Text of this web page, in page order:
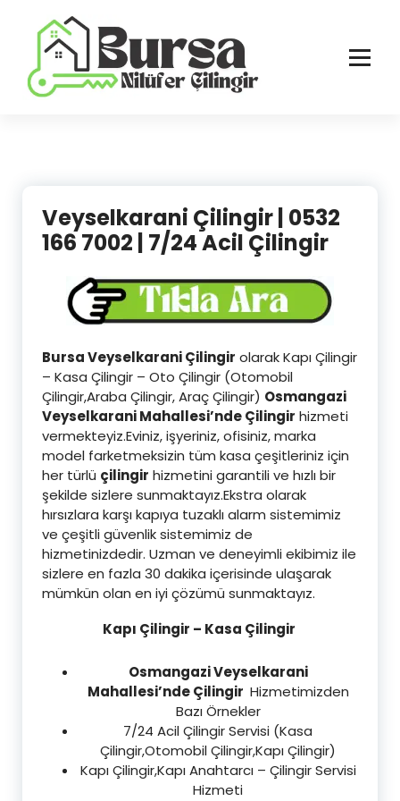
Veyselkarani Çilingir | 0532
166 7002 | 7/24 Acil Çilingir
Bursa Veyselkarani Çilingir olarak Kapı Çilingir
– Kasa Çilingir – Oto Çilingir (Otomobil
Çilingir,Araba Çilingir, Araç Çilingir) Osmangazi
Veyselkarani Mahallesi’nde Çilingir hizmeti
vermekteyiz.Eviniz, işyeriniz, ofisiniz, marka
model farketmeksizin tüm kasa çeşitleriniz için
her türlü çilingir hizmetini garantili ve hızlı bir
şekilde sizlere sunmaktayız.Ekstra olarak
hırsızlara karşı kapıya tuzaklı alarm sistemimiz
ve çeşitli güvenlik sistemimiz de
hizmetinizdedir. Uzman ve deneyimli ekibimiz ile
sizlere en fazla 30 dakika içerisinde ulaşarak
mümkün olan en iyi çözümü sunmaktayız.
Kapı Çilingir – Kasa Çilingir
Osmangazi Veyselkarani
Mahallesi’nde Çilingir Hizmetimizden
Bazı Örnekler
7/24 Acil Çilingir Servisi (Kasa
Çilingir,Otomobil Çilingir,Kapı Çilingir)
Kapı Çilingir,Kapı Anahtarcı – Çilingir Servisi
Hizmeti